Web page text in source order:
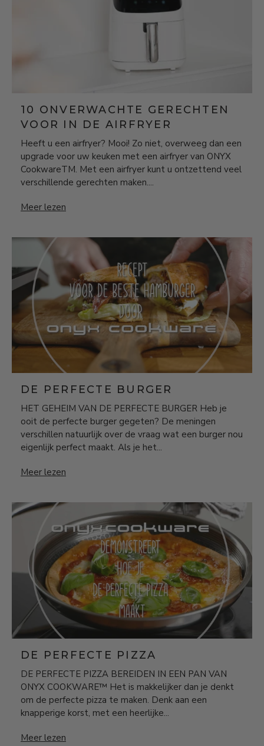
10 ONVERWACHTE GERECHTEN
VOOR IN DE AIRFRYER
Heeft u een airfryer? Mooi! Zo niet, overweeg dan een
upgrade voor uw keuken met een airfryer van ONYX
CookwareTM. Met een airfryer kunt u ontzettend veel
verschillende gerechten maken....
10 onverwachte gerechten voor in de airfryer
Meer lezen
DE PERFECTE BURGER
HET GEHEIM VAN DE PERFECTE BURGER Heb je
ooit de perfecte burger gegeten? De meningen
verschillen natuurlijk over de vraag wat een burger nou
eigenlijk perfect maakt. Als je het...
De perfecte burger
Meer lezen
DE PERFECTE PIZZA
DE PERFECTE PIZZA BEREIDEN IN EEN PAN VAN
ONYX COOKWARE™ Het is makkelijker dan je denkt
om de perfecte pizza te maken. Denk aan een
knapperige korst, met een heerlijke...
DE PERFECTE PIZZA
Meer lezen